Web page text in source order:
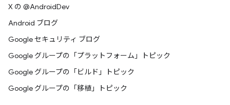
X の @AndroidDev
Android ブログ
Google セキュリティ ブログ
Google グループの「プラットフォーム」トピック
Google グループの「ビルド」トピック
Google グループの「移植」トピック